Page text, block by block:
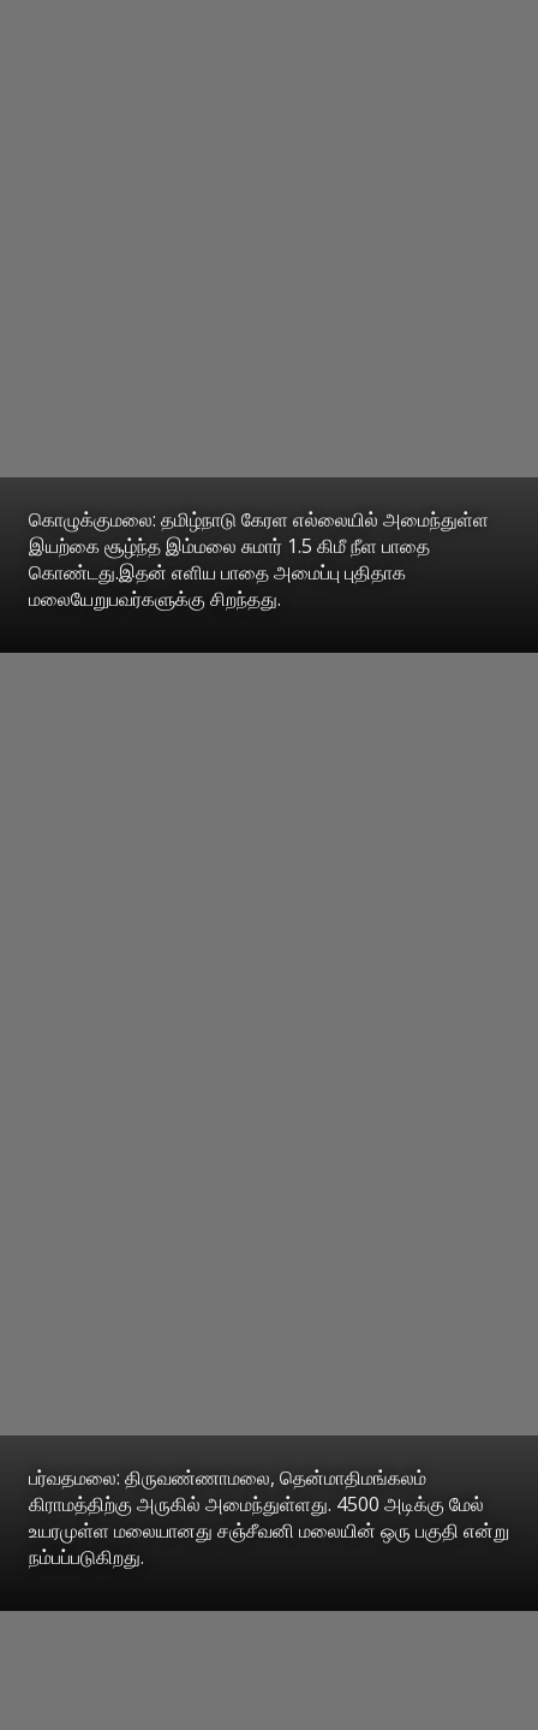
கொழுக்குமலை: தமிழ்நாடு கேரள எல்லையில் அமைந்துள்ள
இயற்கை சூழ்ந்த இம்மலை சுமார் 1.5 கிமீ நீள பாதை
கொண்டது.இதன் எளிய பாதை அமைப்பு புதிதாக
மலையேறுபவர்களுக்கு சிறந்தது.
பர்வதமலை: திருவண்ணாமலை, தென்மாதிமங்கலம்
கிராமத்திற்கு அருகில் அமைந்துள்ளது. 4500 அடிக்கு மேல்
உயரமுள்ள மலையானது சஞ்சீவனி மலையின் ஒரு பகுதி என்று
நம்பப்படுகிறது.